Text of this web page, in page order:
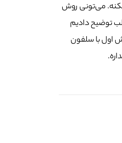
می‌تونی روش
توضیح دادیم
اول با سلفون